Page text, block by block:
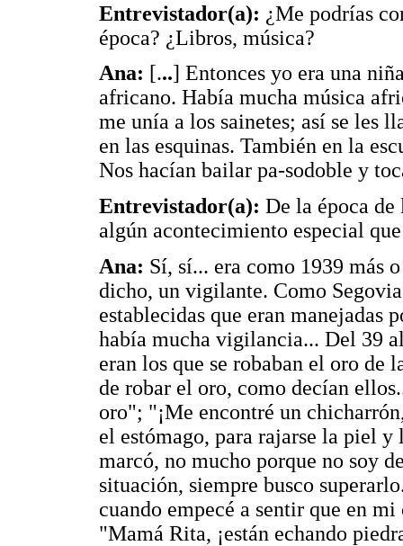
Entrevistador(a): ¿Me podrías
época? ¿Libros, música?
Ana: [...] Entonces yo era una
africano. Había mucha música
me unía a los sainetes; así se les
en las esquinas. También en la
Nos hacían bailar pa-sodoble y
Entrevistador(a): De la época de
algún acontecimiento especial
Ana: Sí, sí... era como 1939 más
dicho, un vigilante. Como
establecidas que eran manejadas
había mucha vigilancia... Del 39
eran los que se robaban el oro de
de robar el oro, como decían
oro"; "¡Me encontré un
el estómago, para rajarse la piel
marcó, no mucho porque no soy
situación, siempre busco
cuando empecé a sentir que en
"Mamá Rita, ¡están echando